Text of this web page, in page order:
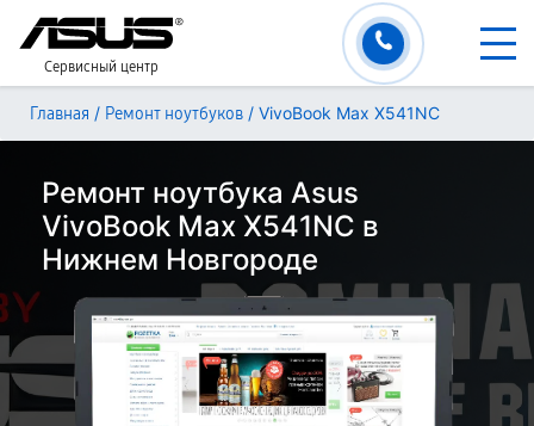
Сервисный центр
Главная / Ремонт ноутбуков / VivoBook Max X541NC
Ремонт ноутбука Asus
VivoBook Max X541NC в
Нижнем Новгороде